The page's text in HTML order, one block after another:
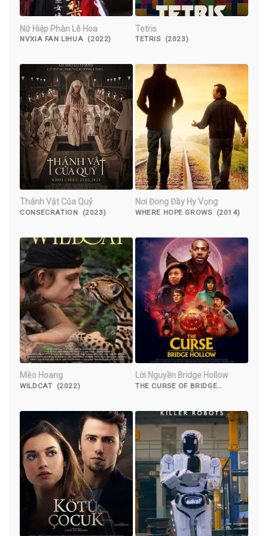
Nữ Hiệp Phàn Lê Hoa
NVXIA FAN LIHUA (2022)
Tetris
TETRIS (2023)
Thánh Vật Của Quỷ
CONSECRATION (2023)
Nơi Đong Đầy Hy Vọng
WHERE HOPE GROWS (2014)
Mèo Hoang
WILDCAT (2022)
Lời Nguyền Bridge Hollow
THE CURSE OF BRIDGE